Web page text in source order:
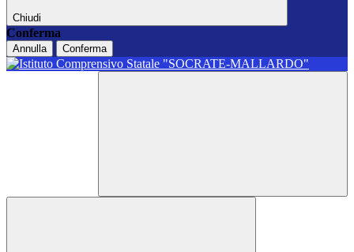
Chiudi
Conferma
Annulla Conferma